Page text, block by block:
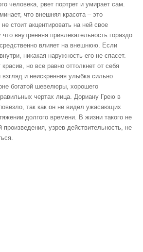
человека, рвет портрет и умирает сам.
что внешняя красота – это
стоит акцентировать на ней свое
внутренняя привлекательность гораздо
влияет на внешнюю. Если
никакая наружность его не спасет.
но все равно оттолкнет от себя
и неискренняя улыбка сильно
богатой шевелюры, хорошего
чертах лица. Дориану Грею в
так как он не видел ужасающих
долгого времени. В жизни такого не
произведения, узрев действительность, не